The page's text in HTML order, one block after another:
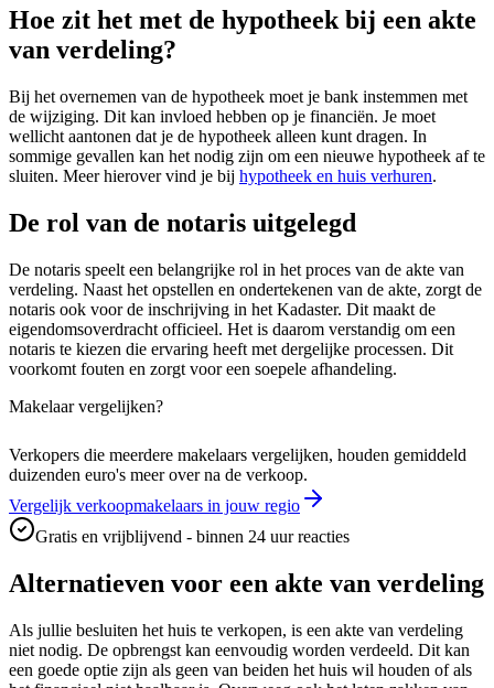
Hoe zit het met de hypotheek bij een akte
van verdeling?
Bij het overnemen van de hypotheek moet je bank instemmen met
de wijziging. Dit kan invloed hebben op je financiën. Je moet
wellicht aantonen dat je de hypotheek alleen kunt dragen. In
sommige gevallen kan het nodig zijn om een nieuwe hypotheek af te
sluiten. Meer hierover vind je bij hypotheek en huis verhuren.
De rol van de notaris uitgelegd
De notaris speelt een belangrijke rol in het proces van de akte van
verdeling. Naast het opstellen en ondertekenen van de akte, zorgt de
notaris ook voor de inschrijving in het Kadaster. Dit maakt de
eigendomsoverdracht officieel. Het is daarom verstandig om een
notaris te kiezen die ervaring heeft met dergelijke processen. Dit
voorkomt fouten en zorgt voor een soepele afhandeling.
Makelaar vergelijken?
Verkopers die meerdere makelaars vergelijken, houden gemiddeld
duizenden euro's meer over na de verkoop.
Vergelijk verkoopmakelaars in jouw regio
Gratis en vrijblijvend - binnen 24 uur reacties
Alternatieven voor een akte van verdeling
Als jullie besluiten het huis te verkopen, is een akte van verdeling
niet nodig. De opbrengst kan eenvoudig worden verdeeld. Dit kan
een goede optie zijn als geen van beiden het huis wil houden of als